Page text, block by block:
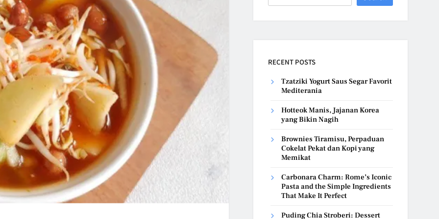
RECENT POSTS
Tzatziki Yogurt Saus Segar Favorit
Mediterania
Hotteok Manis, Jajanan Korea
yang Bikin Nagih
Brownies Tiramisu, Perpaduan
Cokelat Pekat dan Kopi yang
Memikat
Carbonara Charm: Rome’s Iconic
Pasta and the Simple Ingredients
That Make It Perfect
Puding Chia Stroberi: Dessert